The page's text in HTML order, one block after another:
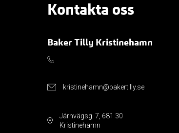
Kontakta oss
Baker Tilly Kristinehamn
kristinehamn@bakertilly.se
Järnvägsg. 7, 681 30
Kristinehamn